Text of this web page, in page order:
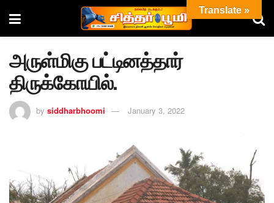
அருள்மிகு பட்டினத்தார்
திருக்கோயில்.
by siddharbhoomi January 3, 2022
Translate »